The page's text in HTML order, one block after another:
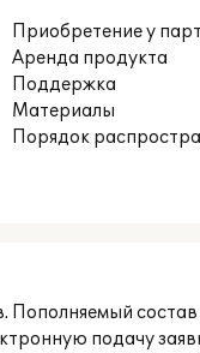
Приобретение у
Аренда продукта
Поддержка
Материалы
Порядок
Пополняемый
подачу